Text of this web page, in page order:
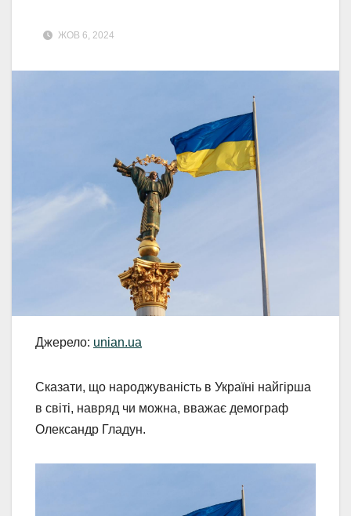
ЖОВ 6, 2024
Джерело: unian.ua
Сказати, що народжуваність в Україні найгірша
в світі, навряд чи можна, вважає демограф
Олександр Гладун.